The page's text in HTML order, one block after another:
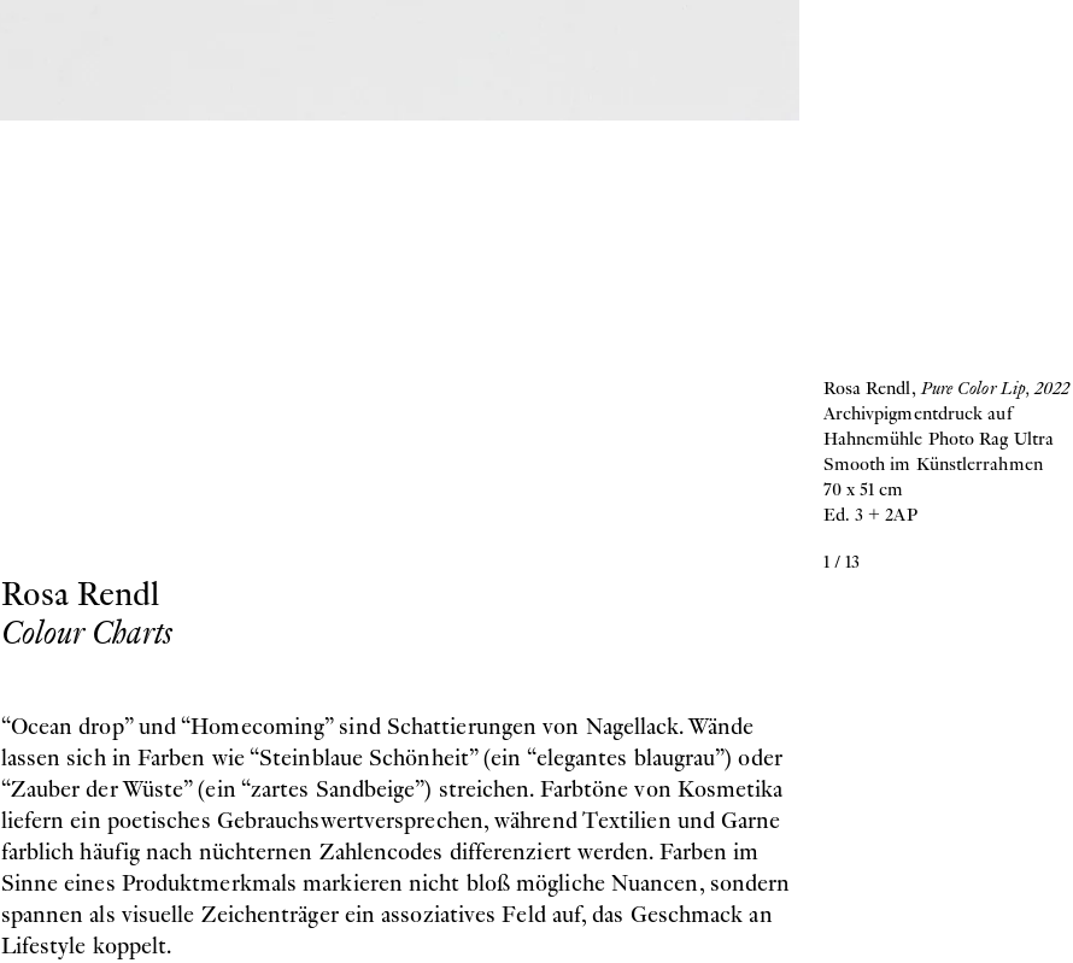
Rosa Rendl,Pure Color Lip, 2022
Archivpigmentdruck auf
Hahnemühle Photo Rag Ultra
Smooth im Künstlerrahmen
70 x 51 cm
Ed. 3 + 2AP
1/13
Rosa Rendl
Colour Charts
“Ocean drop” und “Homecoming” sind Schattierungen von Nagellack. Wände
lassen sich in Farben wie “Steinblaue Schönheit” (ein “elegantes blaugrau”) oder
“Zauber der Wüste” (ein “zartes Sandbeige”) streichen. Farbtöne von Kosmetika
liefern ein poetisches Gebrauchswertversprechen, während Textilien und Garne
farblich häufig nach nüchternen Zahlencodes differenziert werden. Farben im
Sinne eines Produktmerkmals markieren nicht bloß mögliche Nuancen, sondern
spannen als visuelle Zeichenträger ein assoziatives Feld auf, das Geschmack an
Lifestyle koppelt.